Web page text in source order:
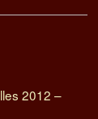
2012 –